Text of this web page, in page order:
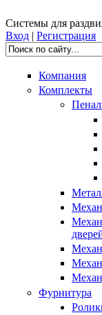
Системы для
Вход | Регистрация
Поиск
Компания
Комплекты
Фурнитура
Кол-во товара